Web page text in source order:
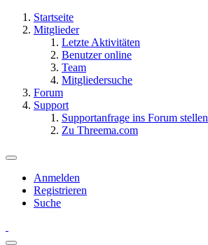
Startseite
Mitglieder
Letzte Aktivitäten
Benutzer online
Team
Mitgliedersuche
Forum
Support
Supportanfrage ins Forum stellen
Zu Threema.com
Anmelden
Registrieren
Suche